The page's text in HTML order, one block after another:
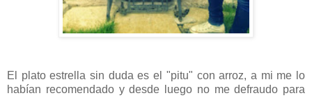
El plato estrella sin duda es el "pitu" con arroz, a mi me lo
habían recomendado y desde luego no me defraudo para